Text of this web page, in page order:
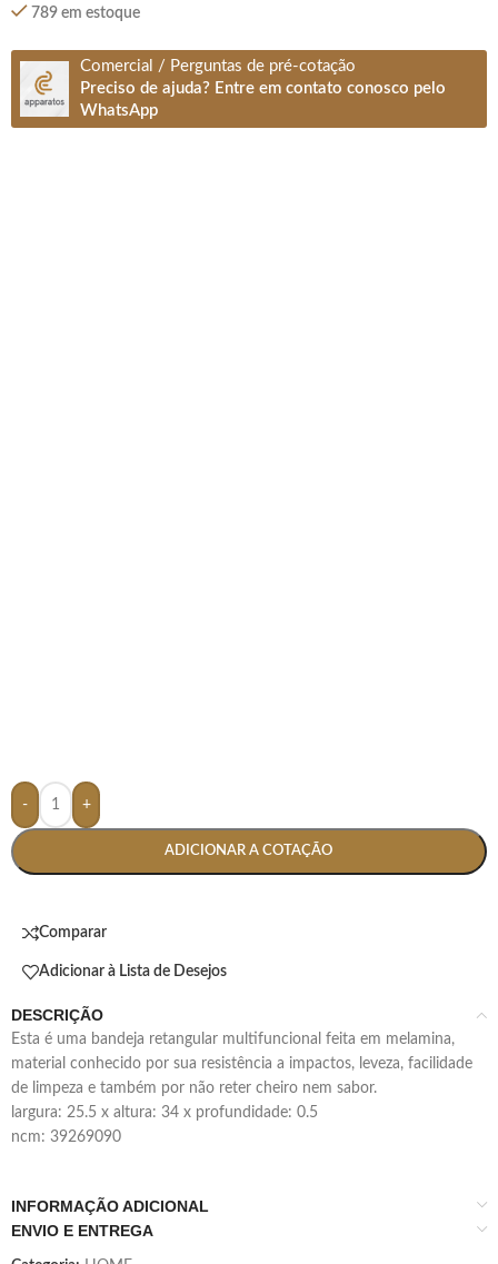
789 em estoque
Comercial / Perguntas de pré-cotação
Preciso de ajuda? Entre em contato conosco pelo
WhatsApp
- +
ADICIONAR A COTAÇÃO
Comparar
Adicionar à Lista de Desejos
DESCRIÇÃO
esta é uma bandeja retangular multifuncional feita em melamina,
material conhecido por sua resistência a impactos, leveza, facilidade
de limpeza e também por não reter cheiro nem sabor.
largura: 25.5 x altura: 34 x profundidade: 0.5
ncm: 39269090
INFORMAÇÃO ADICIONAL
ENVIO E ENTREGA